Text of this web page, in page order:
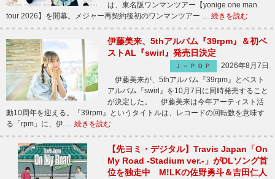
は、東名阪ワンマンツアー【yonige one man
tour 2026】を開幕。メジャー再契約後初のワンマンツアー … 続きを読む
伊藤美来、5thアルバム『39rpm』＆初ベ
ストAL『swirl』発売日決定
Ｊ－ＰＯＰ
2026年8月7日
伊藤美来が、5thアルバム『39rpm』とベスト
アルバム『swirl』を10月7日に同時発売すること
が決定した。 伊藤美来は今年アーティスト活
動10周年を迎える。『39rpm』というタイトルは、レコードの回転数を意味す
る「rpm」に、伊 … 続きを読む
【先ヨミ・デジタル】Travis Japan「On
My Road -Stadium ver.-」がDLソング首
位を独走中 M!LKの佐野勇斗＆吉田仁人